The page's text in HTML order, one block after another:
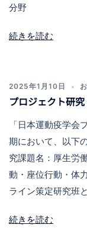
分野
続きを読む
2025年1月10日
プロジェクト研
「日本運動疫学
期において、以下
究課題名：厚生労
動・座位行動・体
ライン策定研究班と
続きを読む